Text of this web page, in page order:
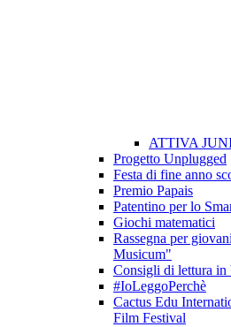
ATTIVA
Progetto Unplugged
Festa di fine anno
Premio Papais
Patentino per lo
Giochi matematici
Rassegna per
Musicum"
Consigli di lettura in
#IoLeggoPerchè
Cactus Edu
Film Festival